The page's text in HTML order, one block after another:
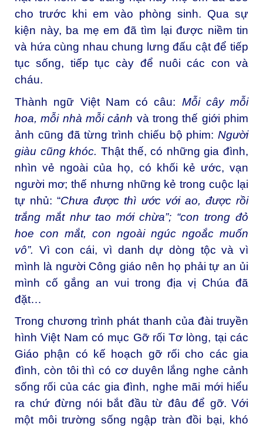
cho trước khi em vào phòng sinh. Qua sự
kiện này, ba mẹ em đã tìm lại được niềm tin
và hứa cùng nhau chung lưng đấu cật để tiếp
tục sống, tiếp tục cày để nuôi các con và
cháu.
Thành ngữ Việt Nam có câu: Mỗi cây mỗi
hoa, mỗi nhà mỗi cảnh và trong thế giới phim
ảnh cũng đã từng trình chiếu bộ phim: Người
giàu cũng khóc. Thật thế, có những gia đình,
nhìn vẻ ngoài của họ, có khối kẻ ước, vạn
người mơ; thế nhưng những kẻ trong cuộc lại
tự nhủ: “Chưa được thì ước với ao, được rồi
trắng mắt như tao mới chừa”; “con trong đỏ
hoe con mắt, con ngoài ngúc ngoắc muốn
vô”. Vì con cái, vì danh dự dòng tộc và vì
mình là người Công giáo nên họ phải tự an ủi
mình cố gắng an vui trong địa vị Chúa đã
đặt…
Trong chương trình phát thanh của đài truyền
hình Việt Nam có mục Gỡ rối Tơ lòng, tại các
Giáo phận có kế hoạch gỡ rối cho các gia
đình, còn tôi thì có cơ duyên lắng nghe cảnh
sống rối của các gia đình, nghe mãi mới hiểu
ra chứ đừng nói bắt đầu từ đâu để gỡ. Với
một môi trường sống ngập tràn đồi bại, khó